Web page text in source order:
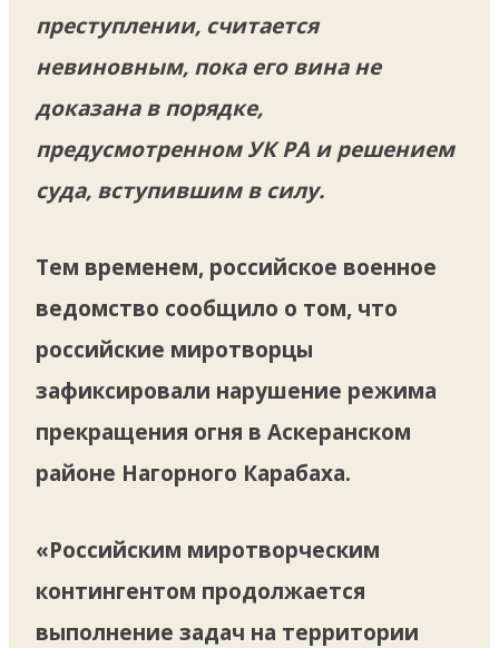
преступлении, считается
невиновным, пока его вина не
доказана в порядке,
предусмотренном УК РА и решением
суда, вступившим в силу.
Тем временем, российское военное
ведомство сообщило о том, что
российские миротворцы
зафиксировали нарушение режима
прекращения огня в Аскеранском
районе Нагорного Карабаха.
«Российским миротворческим
контингентом продолжается
выполнение задач на территории